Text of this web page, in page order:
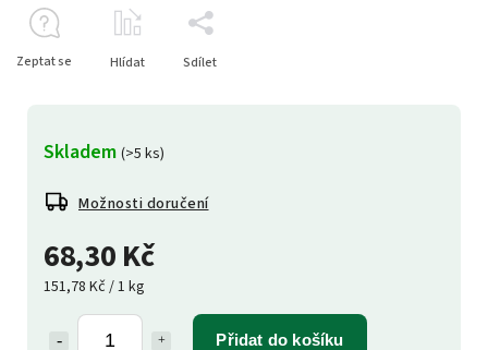
68,30 Kč
151,78 Kč / 1 kg
Přidat do košíku
Skladem (>5 ks)
Možnosti doručení
Zeptat se Hlídat Sdílet